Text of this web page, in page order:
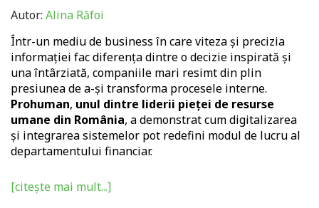
Autor: Alina Răfoi
Într-un mediu de business în care viteza și precizia
informației fac diferența dintre o decizie inspirată și
una întârziată, companiile mari resimt din plin
presiunea de a-și transforma procesele interne.
Prohuman, unul dintre liderii pieței de resurse
umane din România, a demonstrat cum digitalizarea
și integrarea sistemelor pot redefini modul de lucru al
departamentului financiar.
[citește mai mult...]